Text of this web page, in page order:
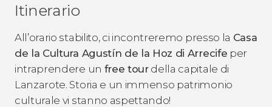
Itinerario
All’orario stabilito, ci incontreremo presso la Casa
de la Cultura Agustín de la Hoz di Arrecife per
intraprendere un free tourdella capitale di
Lanzarote. Storia e un immenso patrimonio
culturale vi stanno aspettando!